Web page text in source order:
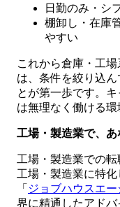
日勤のみ・シ
棚卸し・在庫
やすい
これから倉庫・工
は、条件を絞り込
とが第一歩です。
は無理なく働ける環
工場・製造業で、あ
工場・製造業での転
工場・製造業に特
「 ジョブハウスエー
界に精通したアド